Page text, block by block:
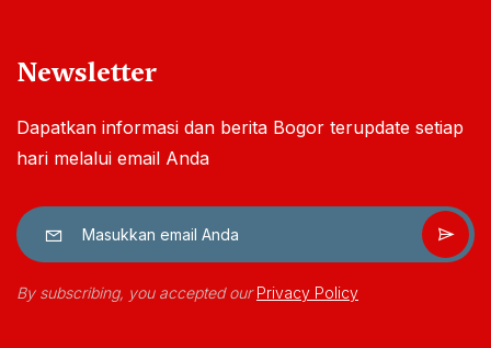
Newsletter
Dapatkan informasi dan berita Bogor terupdate setiap
hari melalui email Anda
By subscribing, you accepted ourPrivacy Policy